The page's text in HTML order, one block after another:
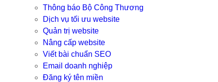
Thông báo Bộ Công Thương
Dịch vụ tối ưu website
Quản trị website
Nâng cấp website
Viết bài chuẩn SEO
Email doanh nghiệp
Đăng ký tên miền